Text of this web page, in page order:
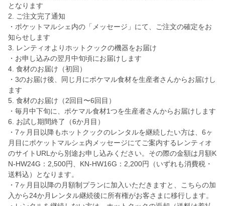
となります
2. ご注文完了通知
・ポケットマルシェ内の「メッセージ」にて、ご注文の確定をお
知らせします
3. レンティオよりホットクックの機器をお届け
・お申し込みの翌月中旬頃にお届けします
4. 食材のお届け（初回）
・3のお届け後、同じ月にポケマル食材を生産者さんからお届けし
ます
5. 食材のお届け（2回目〜6回目）
・毎月中下旬に、ポケマル食材1つを生産者さんからお届けします
6. お試し期間終了（6か月目）
・7ヶ月目以降もホットクックのレンタルを継続したい方は、6ヶ
月目にポケットマルシェ内メッセージにてご案内するレンティオ
のサイトURLから別途お申し込みください。その際の金額は月額K
N-HW24G：2,500円、KN-HW16G：2,200円（いずれも消費税・
送料込）となります。
・7ヶ月目以降の月額制プランに加入いただきますと、こちらの加
入から24か月レンタル継続後に所有権がお客さまに移行します。